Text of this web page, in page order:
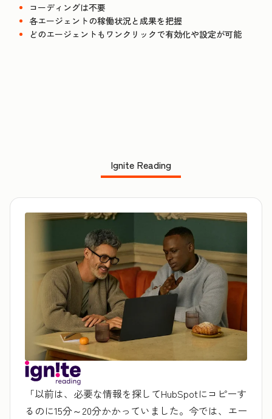
コーディングは不要
各エージェントの稼働状況と成果を把握
どのエージェントもワンクリックで有効化や設定が可能
Ignite Reading
「以前は、必要な情報を探してHubSpotにコピーす
るのに15分～20分かかっていました。今では、エー